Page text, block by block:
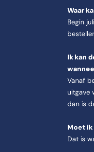
Waar
Begin
Ik kan
Vanaf
uitgave
dan is
Moet ik
Dat is